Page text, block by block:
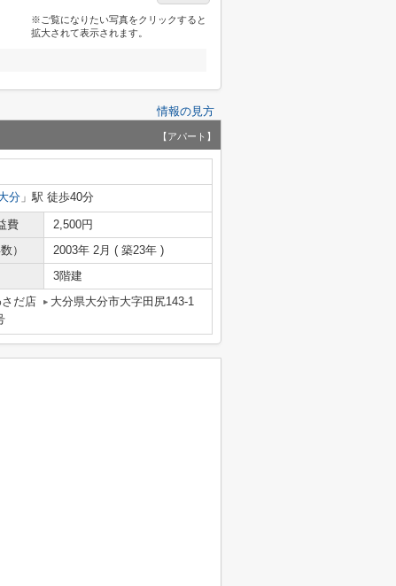
※ご覧になりたい写真をクリックすると
拡大されて表示されます。
情報の見方
【アパート】
分 」駅 徒歩40分
費
2,500円
）
2003年 2月 ( 築23年 )
3階建
だ店
大分県大分市大字田尻143-1